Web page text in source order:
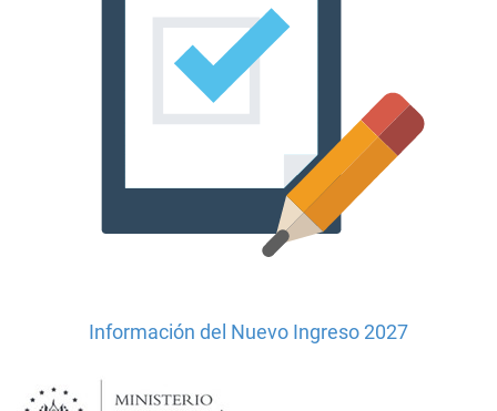
Información del Nuevo Ingreso 2027